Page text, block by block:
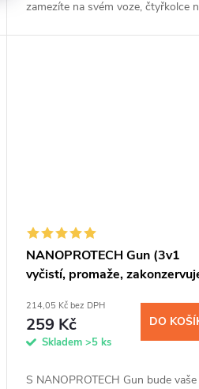
zamezíte na svém voze, čtyřkolce
motorce vzniku koroze.
NANOPROTECH Gun (3v1
vyčistí, promaže,
214,05 Kč bez DPH
259 Kč
Skladem >5 ks
DO
S NANOPROTECH Gun bude vaše